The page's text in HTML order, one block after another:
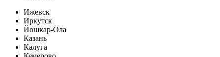
Ижевск
Иркутск
Йошкар-Ола
Казань
Калуга